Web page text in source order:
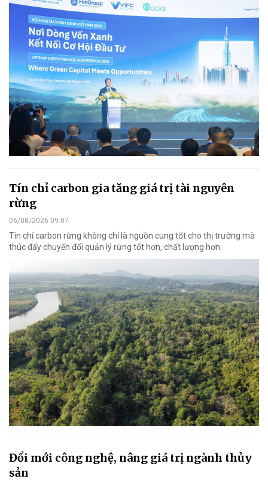
Tín chỉ carbon gia tăng giá trị tài nguyên
rừng
06/08/2026 09:07
Tín chỉ carbon rừng không chỉ là nguồn cung tốt cho thị trường mà
thúc đẩy chuyển đổi quản lý rừng tốt hơn, chất lượng hơn.
Đổi mới công nghệ, nâng giá trị ngành thủy
sản